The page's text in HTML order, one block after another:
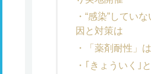
“感染”してい
因と対策は
「薬剤耐性」
｢きょういく｣